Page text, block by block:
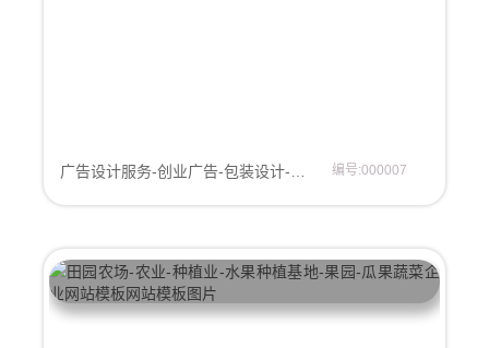
广告设计服务-创业广告-包装设计-品牌策划-品牌设计-企业网站模板 编号:000007